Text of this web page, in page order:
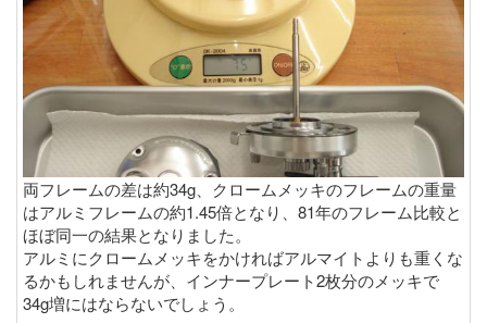
両フレームの差は約34g、クロームメッキのフレームの重量
はアルミフレームの約1.45倍となり、81年のフレーム比較と
ほぼ同一の結果となりました。
アルミにクロームメッキをかければアルマイトよりも重くな
るかもしれませんが、インナープレート2枚分のメッキで
34g増にはならないでしょう。